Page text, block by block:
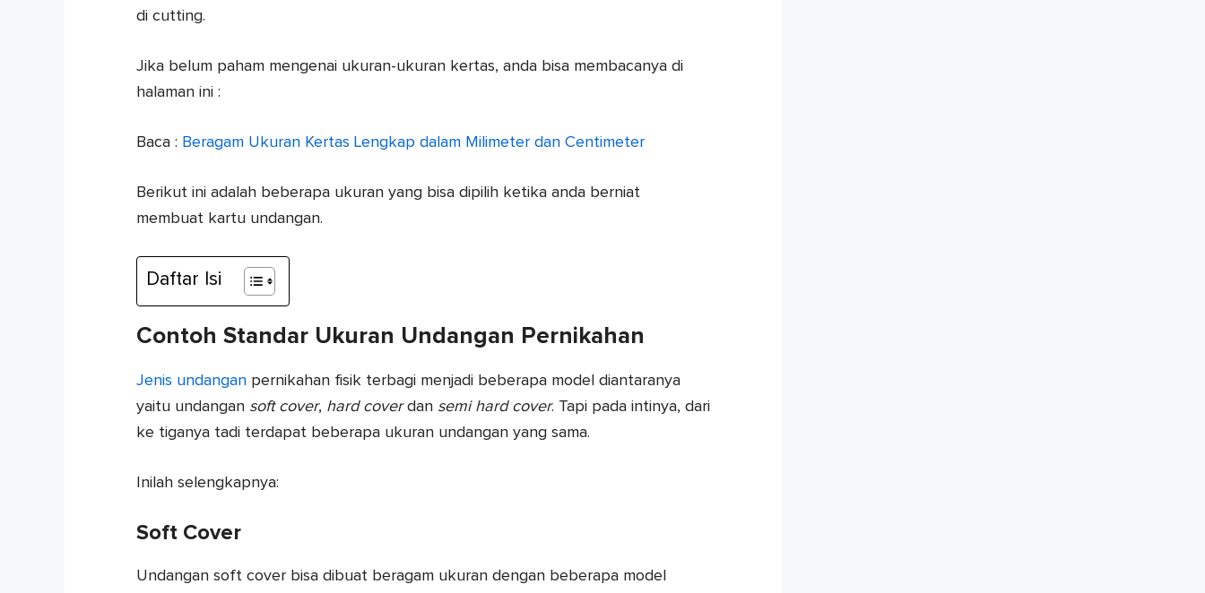
di cutting.
Jika belum paham mengenai ukuran-ukuran kertas, anda bisa membacanya di
halaman ini :
Baca : Beragam Ukuran Kertas Lengkap dalam Milimeter dan Centimeter
Berikut ini adalah beberapa ukuran yang bisa dipilih ketika anda berniat
membuat kartu undangan.
Daftar Isi
Contoh Standar Ukuran Undangan Pernikahan
Jenis undangan pernikahan fisik terbagi menjadi beberapa model diantaranya
yaitu undangan soft cover, hard coverdan semi hard cover. Tapi pada intinya, dari
ke tiganya tadi terdapat beberapa ukuran undangan yang sama.
Inilah selengkapnya:
Soft Cover
Undangan soft cover bisa dibuat beragam ukuran dengan beberapa model